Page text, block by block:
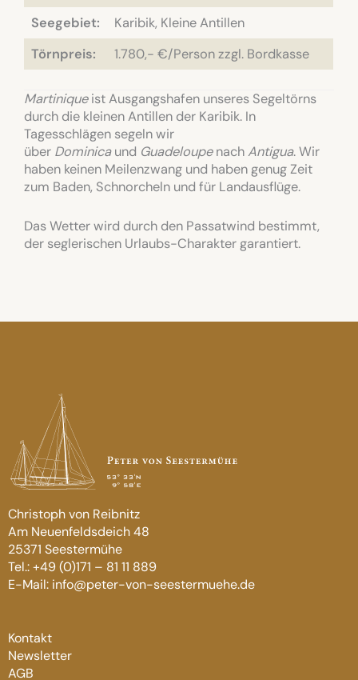
Seegebiet:
Karibik, Kleine Antillen
Törnpreis:
1.780,- €/Person zzgl. Bordkasse
Martiniqueist Ausgangshafen unseres Segeltörns
durch die kleinen Antillen der Karibik. In
Tagesschlägen segeln wir
über Dominicaund GuadeloupenachAntigua. Wir
haben keinen Meilenzwang und haben genug Zeit
zum Baden, Schnorcheln und für Landausflüge.
Das Wetter wird durch den Passatwind bestimmt,
der seglerischen Urlaubs-Charakter garantiert.
Christoph von Reibnitz
Am Neuenfeldsdeich 48
25371 Seestermühe
Tel.: +49 (0)171 – 81 11 889
E-Mail: info@peter-von-seestermuehe.de
Kontakt
Newsletter
AGB